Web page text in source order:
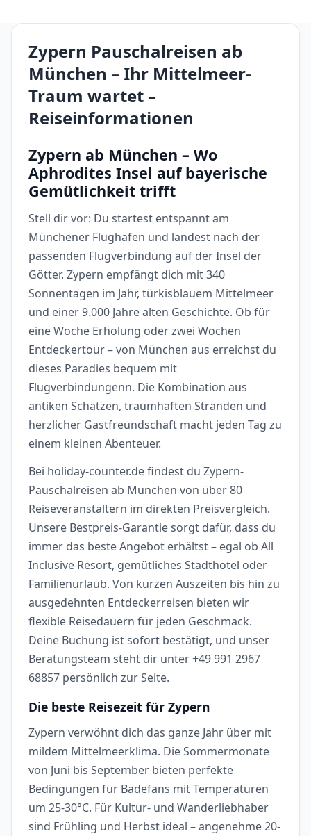
Zypern Pauschalreisen ab
München – Ihr Mittelmeer-
Traum wartet –
Reiseinformationen
Zypern ab München – Wo
Aphrodites Insel auf bayerische
Gemütlichkeit trifft
Stell dir vor: Du startest entspannt am
Münchener Flughafen und landest nach der
passenden Flugverbindung auf der Insel der
Götter. Zypern empfängt dich mit 340
Sonnentagen im Jahr, türkisblauem Mittelmeer
und einer 9.000 Jahre alten Geschichte. Ob für
eine Woche Erholung oder zwei Wochen
Entdeckertour – von München aus erreichst du
dieses Paradies bequem mit
Flugverbindungenn. Die Kombination aus
antiken Schätzen, traumhaften Stränden und
herzlicher Gastfreundschaft macht jeden Tag zu
einem kleinen Abenteuer.
Bei holiday-counter.de findest du Zypern-
Pauschalreisen ab München von über 80
Reiseveranstaltern im direkten Preisvergleich.
Unsere Bestpreis-Garantie sorgt dafür, dass du
immer das beste Angebot erhältst – egal ob All
Inclusive Resort, gemütliches Stadthotel oder
Familienurlaub. Von kurzen Auszeiten bis hin zu
ausgedehnten Entdeckerreisen bieten wir
flexible Reisedauern für jeden Geschmack.
Deine Buchung ist sofort bestätigt, und unser
Beratungsteam steht dir unter +49 991 2967
68857 persönlich zur Seite.
Die beste Reisezeit für Zypern
Zypern verwöhnt dich das ganze Jahr über mit
mildem Mittelmeerklima. Die Sommermonate
von Juni bis September bieten perfekte
Bedingungen für Badefans mit Temperaturen
um 25-30°C. Für Kultur- und Wanderliebhaber
sind Frühling und Herbst ideal – angenehme 20-